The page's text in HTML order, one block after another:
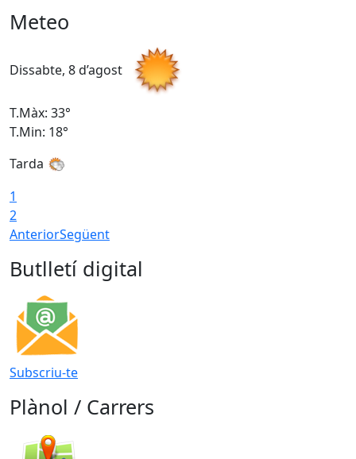
Meteo
Dissabte, 8 d’agost
T.Màx: 33°
T.Min: 18°
Tarda
1
2
AnteriorSegüent
Butlletí digital
Subscriu-te
Plànol / Carrers